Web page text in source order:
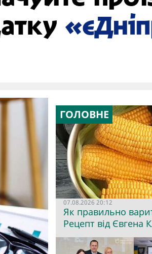
ГОЛОВНЕ
07.08.2026 20:12
Як правильно
Рецепт від Євгена